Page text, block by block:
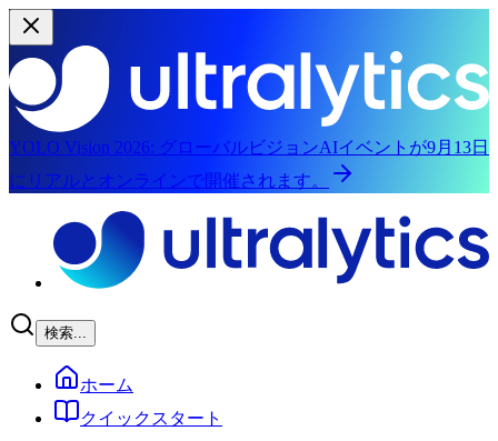
YOLO Vision 2026: グローバルビジョンAIイベントが9月13日
にリアルとオンラインで開催されます。
検索...
ホーム
クイックスタート